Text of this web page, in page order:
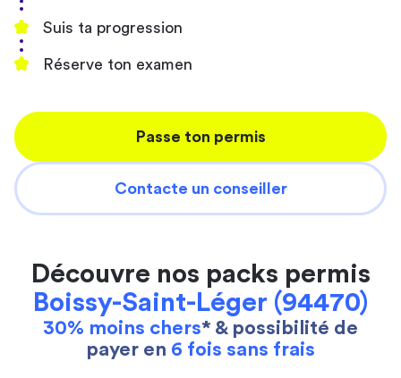
Suis ta progression
Réserve ton examen
Passe ton permis
Contacte un conseiller
Découvre nos packs permis
Boissy-Saint-Léger (94470)
30% moins chers* & possibilité de
payer en 6 fois sans frais